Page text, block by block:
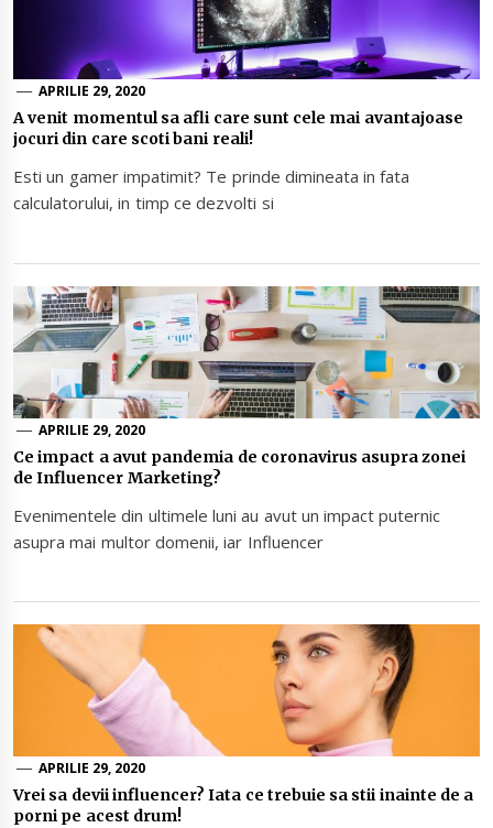
APRILIE 29, 2020
A venit momentul sa afli care sunt cele mai avantajoase
jocuri din care scoti bani reali!
Esti un gamer impatimit? Te prinde dimineata in fata
calculatorului, in timp ce dezvolti si
APRILIE 29, 2020
Ce impact a avut pandemia de coronavirus asupra zonei
de Influencer Marketing?
Evenimentele din ultimele luni au avut un impact puternic
asupra mai multor domenii, iar Influencer
APRILIE 29, 2020
Vrei sa devii influencer? Iata ce trebuie sa stii inainte de a
porni pe acest drum!